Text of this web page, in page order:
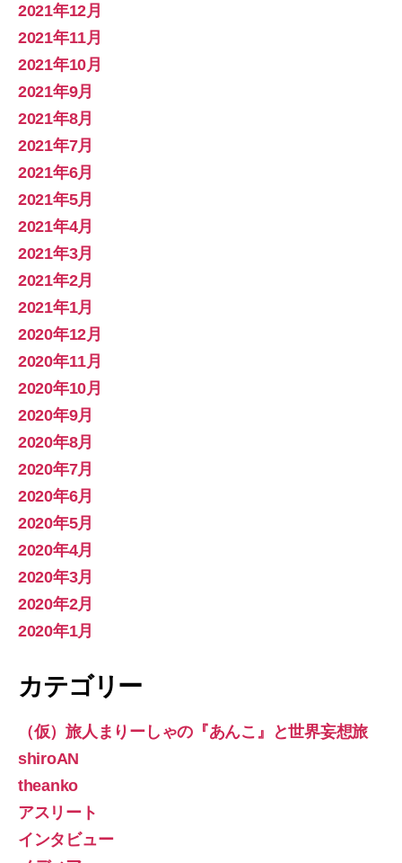
2021年12月
2021年11月
2021年10月
2021年9月
2021年8月
2021年7月
2021年6月
2021年5月
2021年4月
2021年3月
2021年2月
2021年1月
2020年12月
2020年11月
2020年10月
2020年9月
2020年8月
2020年7月
2020年6月
2020年5月
2020年4月
2020年3月
2020年2月
2020年1月
カテゴリー
（仮）旅人まりーしゃの『あんこ』と世界妄想旅
shiroAN
theanko
アスリート
インタビュー